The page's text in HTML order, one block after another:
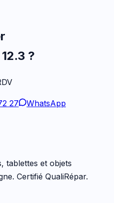
?
27
WhatsApp
tablettes et objets
Certifié QualiRépar.